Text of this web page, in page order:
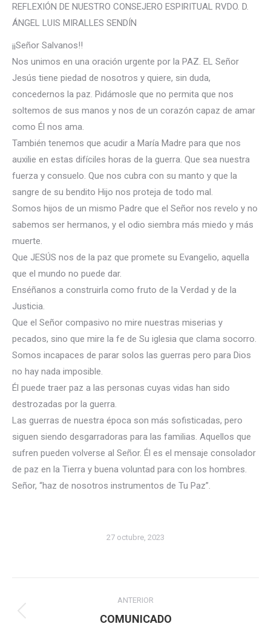
REFLEXIÓN DE NUESTRO CONSEJERO ESPIRITUAL RVDO. D.
ÁNGEL LUIS MIRALLES SENDÍN
¡¡Señor Salvanos!!
Nos unimos en una oración urgente por la PAZ. EL Señor
Jesús tiene piedad de nosotros y quiere, sin duda,
concedernos la paz. Pidámosle que no permita que nos
soltemos de sus manos y nos de un corazón capaz de amar
como Él nos ama.
También tenemos que acudir a María Madre para que nos
auxilie en estas difíciles horas de la guerra. Que sea nuestra
fuerza y consuelo. Que nos cubra con su manto y que la
sangre de su bendito Hijo nos proteja de todo mal.
Somos hijos de un mismo Padre que el Señor nos revelo y no
sabemos ser hermanos, y el odio siembra más miedo y más
muerte.
Que JESÚS nos de la paz que promete su Evangelio, aquella
que el mundo no puede dar.
Enséñanos a construirla como fruto de la Verdad y de la
Justicia.
Que el Señor compasivo no mire nuestras miserias y
pecados, sino que mire la fe de Su iglesia que clama socorro.
Somos incapaces de parar solos las guerras pero para Dios
no hay nada imposible.
Él puede traer paz a las personas cuyas vidas han sido
destrozadas por la guerra.
Las guerras de nuestra época son más sofisticadas, pero
siguen siendo desgarradoras para las familias. Aquellos que
sufren pueden volverse al Señor. Él es el mensaje consolador
de paz en la Tierra y buena voluntad para con los hombres.
Señor, “haz de nosotros instrumentos de Tu Paz”.
27 octubre, 2023
entre
ANTERIOR
Publicación
COMUNICADO